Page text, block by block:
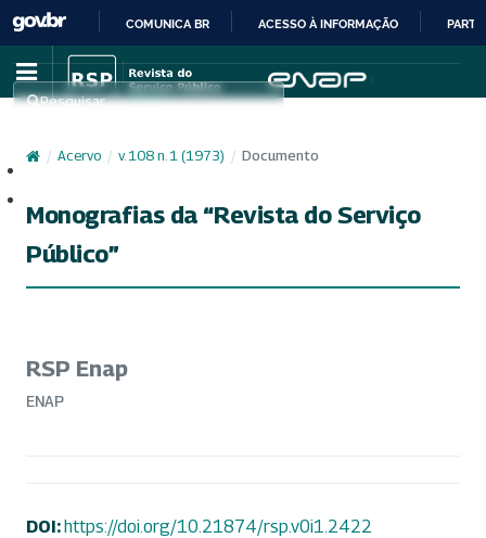
IR
PARA
CONTEÚDO
COMUNICA BR ACESSO À INFORMAÇÃO
Pesquisar
/ Acervo / v. 108 n. 1 (1973) / Documento
Monografias da “Revista do Serviço
Público”
RSP Enap
ENAP
DOI:https://doi.org/10.21874/rsp.v0i1.2422